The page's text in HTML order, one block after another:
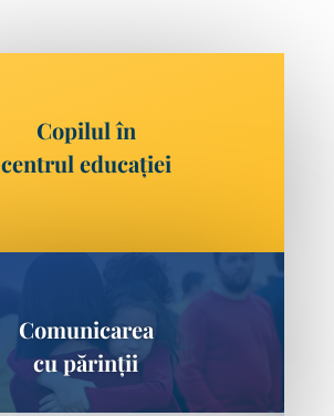
Copilul în
centrul educației
Comunicarea
cu părinții